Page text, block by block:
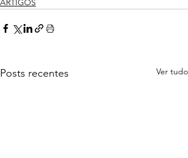
Posts recentes Ver tudo